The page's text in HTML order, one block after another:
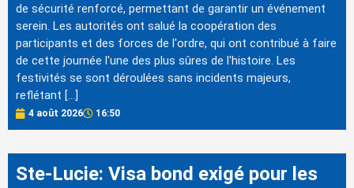
de sécurité renforcé, permettant de garantir un événement
serein. Les autorités ont salué la coopération des
participants et des forces de l'ordre, qui ont contribué à faire
de cette journée l'une des plus sûres de l'histoire. Les
festivités se sont déroulées sans incidents majeurs,
reflétant […]
4 août 2026 16:50
Ste-Lucie: Visa bond exigé pour les